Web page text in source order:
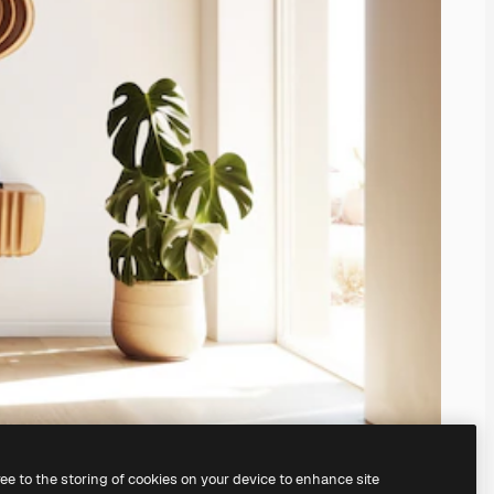
gerador de imagens com IA.
to the storing of cookies on your device to enhance site